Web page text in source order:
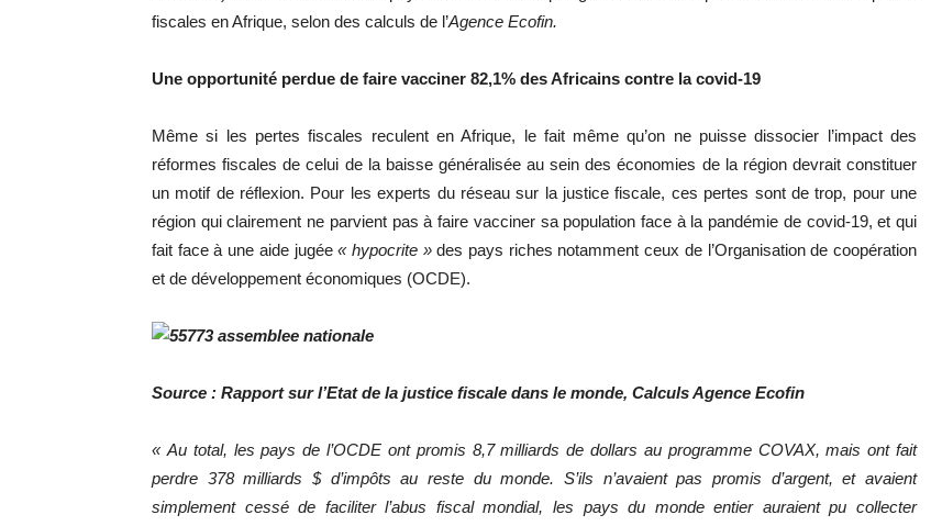
fiscales en Afrique, selon des calculs de l’Agence Ecofin.
Une opportunité perdue de faire vacciner 82,1% des Africains contre la covid-19
Même si les pertes fiscales reculent en Afrique, le fait même qu’on ne puisse dissocier l’impact des
réformes fiscales de celui de la baisse généralisée au sein des économies de la région devrait constituer
un motif de réflexion. Pour les experts du réseau sur la justice fiscale, ces pertes sont de trop, pour une
région qui clairement ne parvient pas à faire vacciner sa population face à la pandémie de covid-19, et qui
fait face à une aide jugée« hypocrite »des pays riches notamment ceux de l’Organisation de coopération
et de développement économiques (OCDE).
Source : Rapport sur l’Etat de la justice fiscale dans le monde, Calculs Agence Ecofin
« Au total, les pays de l’OCDE ont promis 8,7 milliards de dollars au programme COVAX, mais ont fait
perdre 378 milliards $ d’impôts au reste du monde. S’ils n’avaient pas promis d’argent, et avaient
simplement cessé de faciliter l’abus fiscal mondial, les pays du monde entier auraient pu collecter